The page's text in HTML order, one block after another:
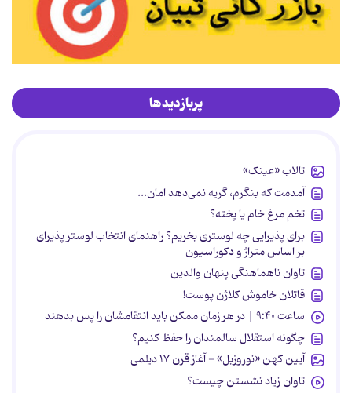
پربازدیدها
تالاب «عینک»
آمدمت که بنگرم، گریه نمی‌دهد امان...
تخم مرغ خام یا پخته؟
برای پذیرایی چه لوستری بخریم؟ راهنمای انتخاب لوستر پذیرای
بر اساس متراژ و دکوراسیون
تاوان ناهماهنگی پنهان والدین
قاتلان خاموش کلاژن پوست!
ساعت ۹:۴۰ | در هر زمان ممکن باید انتقامشان را پس بدهند
چگونه استقلال سالمندان را حفظ کنیم؟
آیین کهن «نوروزبل» - آغاز قرن ۱۷ دیلمی
تاوان زیاد نشستن چیست؟